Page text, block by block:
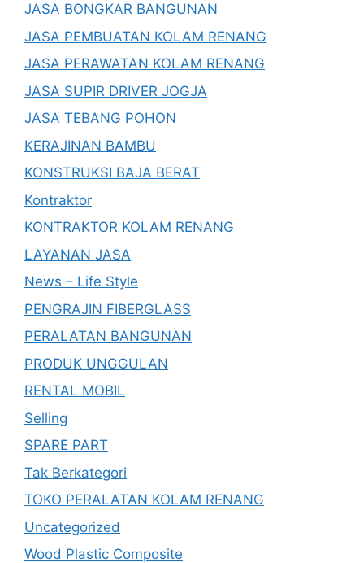
JASA BONGKAR BANGUNAN
JASA PEMBUATAN KOLAM RENANG
JASA PERAWATAN KOLAM RENANG
JASA SUPIR DRIVER JOGJA
JASA TEBANG POHON
KERAJINAN BAMBU
KONSTRUKSI BAJA BERAT
Kontraktor
KONTRAKTOR KOLAM RENANG
LAYANAN JASA
News – Life Style
PENGRAJIN FIBERGLASS
PERALATAN BANGUNAN
PRODUK UNGGULAN
RENTAL MOBIL
Selling
SPARE PART
Tak Berkategori
TOKO PERALATAN KOLAM RENANG
Uncategorized
Wood Plastic Composite